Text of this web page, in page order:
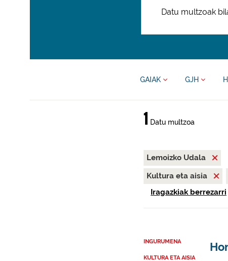
GAIAK GJH
1 Datu multzoa
Lemoizko Udala
Kultura eta aisia
Iragazkiak berrezarri
INGURUMENA
KULTURA ETA AISIA